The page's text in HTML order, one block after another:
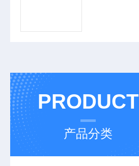
PRODUCT
产品分类